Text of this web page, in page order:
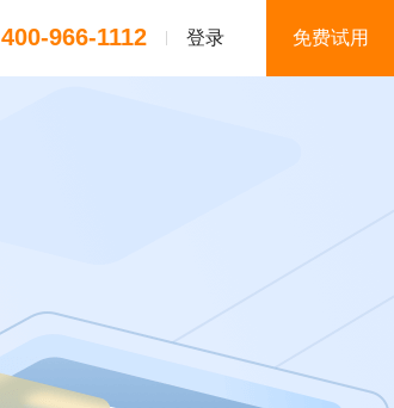
400-966-1112 登录 免费试用